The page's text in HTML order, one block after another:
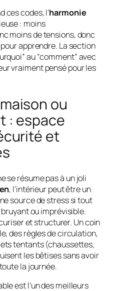
ces codes, l’harmonie
: moins
moins de tensions, donc
apprendre. La section
au “comment” avec
vraiment pensé pour les
ou
: espace
et
se résume pas à un joli
, l’intérieur peut être un
source de stress si tout
ou imprévisible.
et structurer. Un coin
des règles de circulation,
tentants (chaussettes,
les bêtises sans avoir
la journée.
est l’un des meilleurs